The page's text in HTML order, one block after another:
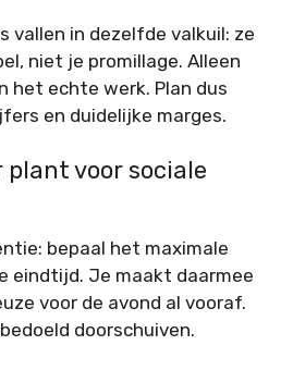
vallen in dezelfde valkuil: ze
niet je promillage. Alleen
het echte werk. Plan dus
en duidelijke marges.
plant voor sociale
bepaal het maximale
eindtijd. Je maakt daarmee
voor de avond al vooraf.
doorschuiven.